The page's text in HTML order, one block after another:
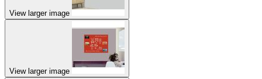
View larger image
View larger image